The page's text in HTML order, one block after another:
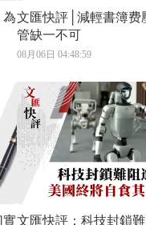
文匯快評│減輕書簿
管缺一不可
08月06日 04:48:59
文匯快評：科技封鎖